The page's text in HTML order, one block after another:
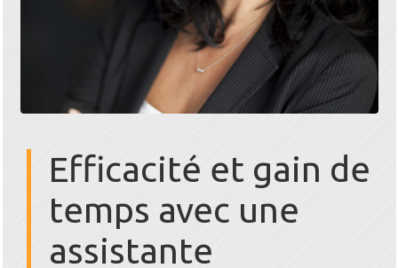
Efficacité et gain de
temps avec une
assistante